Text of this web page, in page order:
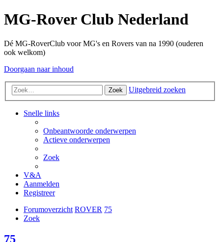
MG-Rover Club Nederland
Dé MG-RoverClub voor MG's en Rovers van na 1990 (ouderen
ook welkom)
Doorgaan naar inhoud
Zoek Uitgebreid zoeken
Snelle links
Onbeantwoorde onderwerpen
Actieve onderwerpen
Zoek
V&A
Aanmelden
Registreer
Forumoverzicht ROVER 75
Zoek
75